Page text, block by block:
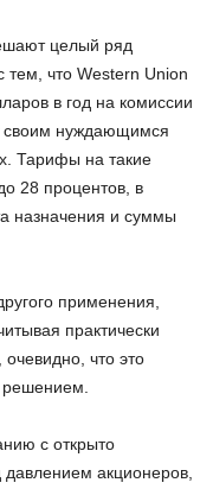
целый ряд
тем, что Western Union
в год на комиссии
своим нуждающимся
Тарифы на такие
28 процентов, в
назначения и суммы
применения,
практически
что это
с открыто
акционеров,